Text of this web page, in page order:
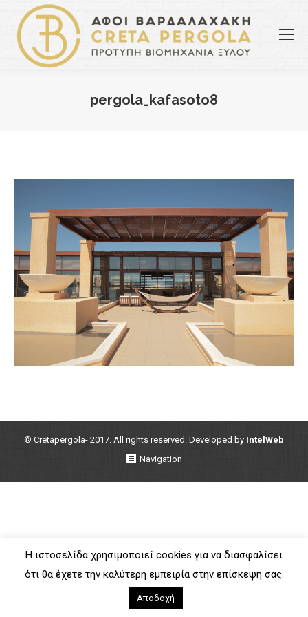
pergola_kafasoto8
© Cretapergola- 2017. All rights reserved. Developed by IntelWeb
Navigation
Η ιστοσελίδα χρησιμοποιεί cookies για να διασφαλίσει
ότι θα έχετε την καλύτερη εμπειρία στην επίσκεψη σας.
Αποδοχή